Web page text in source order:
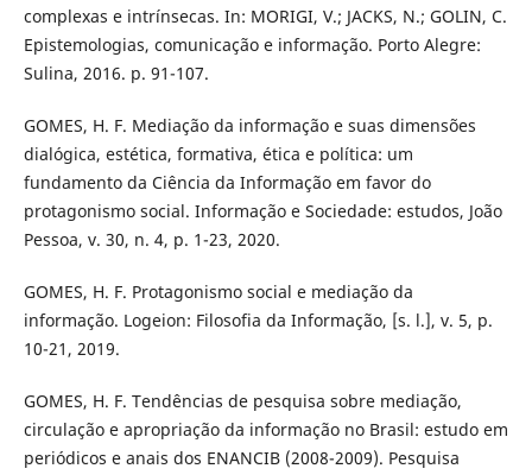
complexas e intrínsecas. In: MORIGI, V.; JACKS, N.; GOLIN, C.
Epistemologias, comunicação e informação. Porto Alegre:
Sulina, 2016. p. 91-107.
GOMES, H. F. Mediação da informação e suas dimensões
dialógica, estética, formativa, ética e política: um
fundamento da Ciência da Informação em favor do
protagonismo social. Informação e Sociedade: estudos, João
Pessoa, v. 30, n. 4, p. 1-23, 2020.
GOMES, H. F. Protagonismo social e mediação da
informação. Logeion: Filosofia da Informação, [s. l.], v. 5, p.
10-21, 2019.
GOMES, H. F. Tendências de pesquisa sobre mediação,
circulação e apropriação da informação no Brasil: estudo em
periódicos e anais dos ENANCIB (2008-2009). Pesquisa